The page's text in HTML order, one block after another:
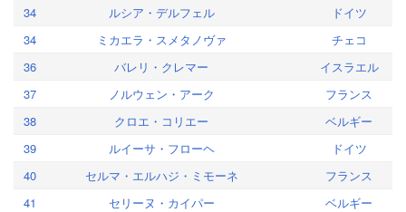
34
ルシア・デルフェル
ドイツ
34
ミカエラ・スメタノヴァ
チェコ
36
バレリ・クレマー
イスラエル
37
ノルウェン・アーク
フランス
38
クロエ・コリエー
ベルギー
39
ルイーサ・フローヘ
ドイツ
40
セルマ・エルハジ・ミモーネ
フランス
41
セリーヌ・カイパー
ベルギー